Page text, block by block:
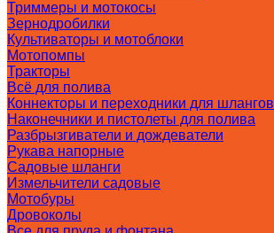
Триммеры и мотокосы
Зернодробилки
Культиваторы и мотоблоки
Мотопомпы
Тракторы
Всё для полива
Коннекторы и переходники для шлангов
Наконечники и пистолеты для полива
Разбрызгиватели и дождеватели
Рукава напорные
Садовые шланги
Измельчители садовые
Мотобуры
Дровоколы